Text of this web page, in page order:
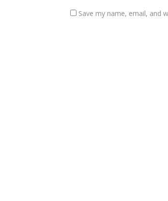
Save my name, email, and